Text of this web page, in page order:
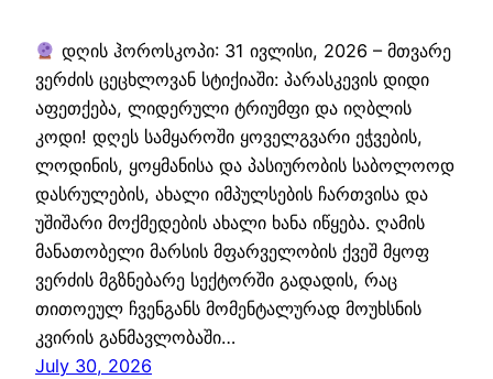
დღის ჰოროსკოპი: 31 ივლისი, 2026 – მთვარე
ვერძის ცეცხლოვან სტიქიაში: პარასკევის დიდი
აფეთქება, ლიდერული ტრიუმფი და იღბლის
კოდი! დღეს სამყაროში ყოველგვარი ეჭვების,
ლოდინის, ყოყმანისა და პასიურობის საბოლოოდ
დასრულების, ახალი იმპულსების ჩართვისა და
უშიშარი მოქმედების ახალი ხანა იწყება. ღამის
მანათობელი მარსის მფარველობის ქვეშ მყოფ
ვერძის მგზნებარე სექტორში გადადის, რაც
თითოეულ ჩვენგანს მომენტალურად მოუხსნის
კვირის განმავლობაში…
July 30, 2026